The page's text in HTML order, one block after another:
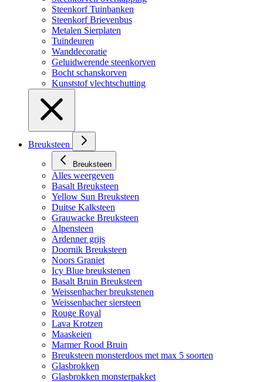
Steenkorf Tuinbanken
Steenkorf Brievenbus
Metalen Sierplaten
Tuindeuren
Wanddecoratie
Geluidwerende steenkorven
Bocht schanskorven
Kunststof vlechtschutting
Breuksteen
Breuksteen
Alles weergeven
Basalt Breuksteen
Yellow Sun Breuksteen
Duitse Kalksteen
Grauwacke Breuksteen
Alpensteen
Ardenner grijs
Doornik Breuksteen
Noors Graniet
Icy Blue breukstenen
Basalt Bruin Breuksteen
Weissenbacher breukstenen
Weissenbacher siersteen
Rouge Royal
Lava Krotzen
Maaskeien
Marmer Rood Bruin
Breuksteen monsterdoos met max 5 soorten
Glasbrokken
Glasbrokken monsterpakket